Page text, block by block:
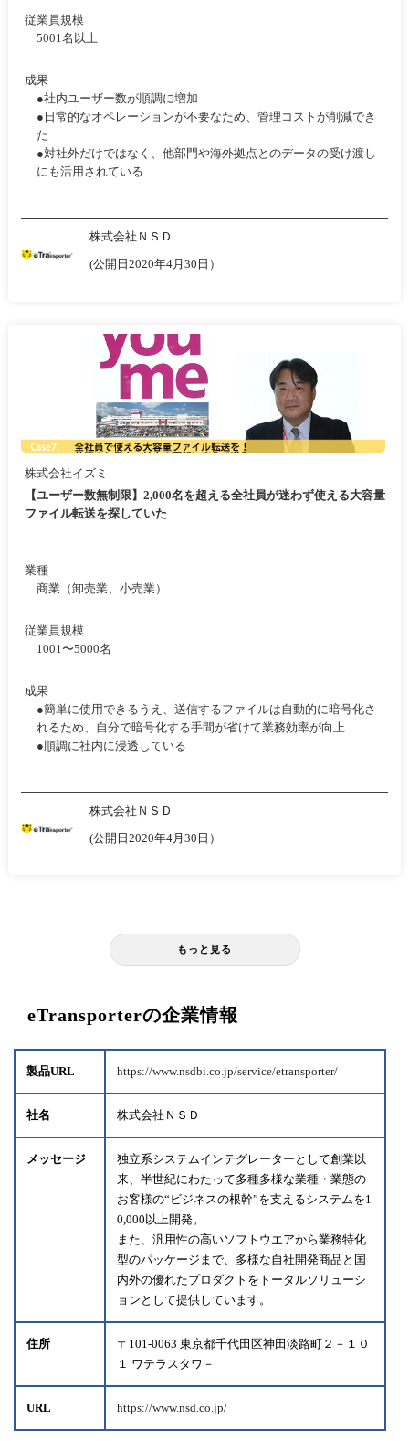
従業員規模
5001名以上
成果
●社内ユーザー数が順調に増加
●日常的なオペレーションが不要なため、管理コストが削減でき
た
●対社外だけではなく、他部門や海外拠点とのデータの受け渡し
にも活用されている
株式会社ＮＳＤ
(公開日2020年4月30日）
株式会社イズミ
【ユーザー数無制限】2,000名を超える全社員が迷わず使える大容量
ファイル転送を探していた
業種
商業（卸売業、小売業）
従業員規模
1001〜5000名
成果
●簡単に使用できるうえ、送信するファイルは自動的に暗号化さ
れるため、自分で暗号化する手間が省けて業務効率が向上
●順調に社内に浸透している
株式会社ＮＳＤ
(公開日2020年4月30日）
もっと見る
eTransporterの企業情報
製品URL https://www.nsdbi.co.jp/service/etransporter/
社名 株式会社ＮＳＤ
メッセージ
独立系システムインテグレーターとして創業以
来、半世紀にわたって多種多様な業種・業態の
お客様の“ビジネスの根幹”を支えるシステムを1
0,000以上開発。
また、汎用性の高いソフトウエアから業務特化
型のパッケージまで、多様な自社開発商品と国
内外の優れたプロダクトをトータルソリューシ
ョンとして提供しています。
住所
〒101-0063 東京都千代田区神田淡路町２－１０
１ ワテラスタワ－
URL https://www.nsd.co.jp/